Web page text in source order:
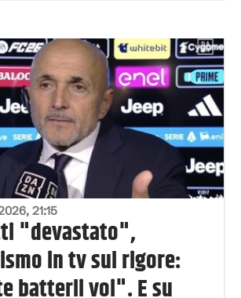
21:15
"devastato",
in tv sul rigore:
batterli voi". E su